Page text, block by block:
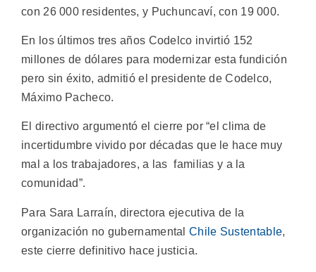
con 26 000 residentes, y Puchuncaví, con 19 000.
En los últimos tres años Codelco invirtió 152
millones de dólares para modernizar esta fundición
pero sin éxito, admitió el presidente de Codelco,
Máximo Pacheco.
El directivo argumentó el cierre por “el clima de
incertidumbre vivido por décadas que le hace muy
mal a los trabajadores, a las familias y a la
comunidad”.
Para Sara Larraín, directora ejecutiva de la
organización no gubernamentalChile Sustentable,
este cierre definitivo hace justicia.